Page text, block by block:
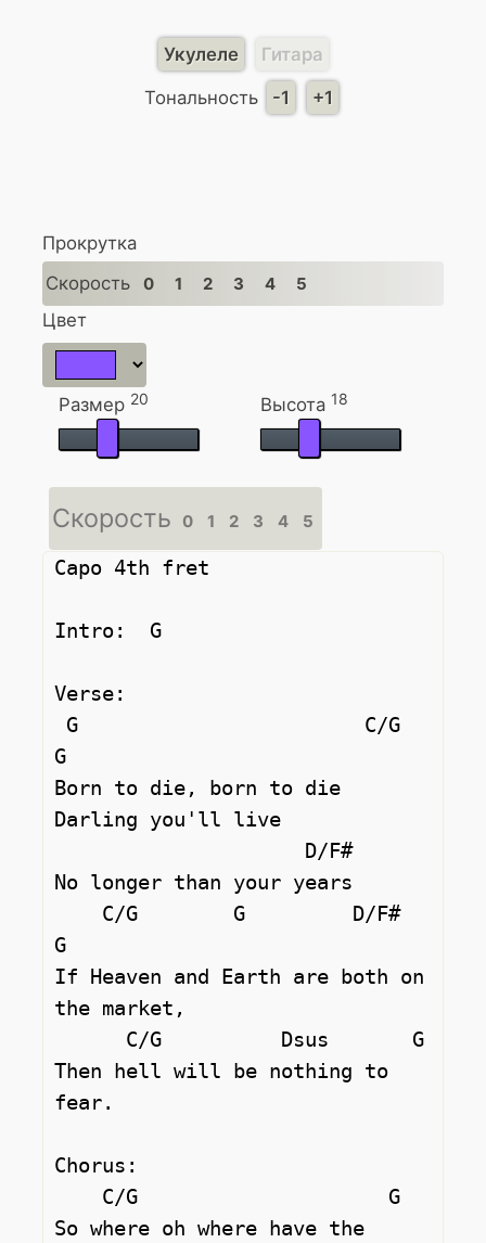
Укулеле
Гитара
Тональность
-1 +1
Прокрутка
Скорость
0 1 2 3 4 5
Цвет
Размер 20 Высота 18
Скорость 0 1 2 3 4 5
Capo 4th fret
Intro:  G
Verse:
G
Born to die, born to die
Darling you'll live
No longer than your years
G
If Heaven and Earth are both on
the market,
Then hell will be nothing to
fear.
Chorus:
So where oh where have the